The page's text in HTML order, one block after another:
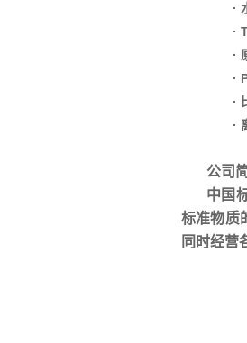
·
·
·
·
·
·
公司
中国
标准物质
同时经营